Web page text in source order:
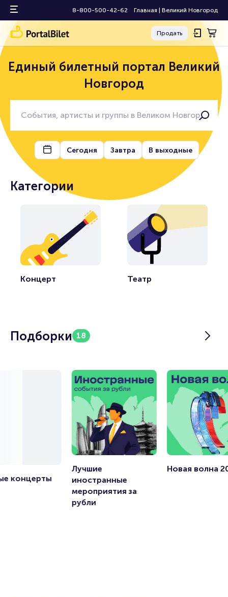
8-800-500-42-62 Главная Великий Новгород
Продать
Единый билетный портал Великий
Новгород
Сегодня Завтра В выходные
Категории
Концерт Театр
Подборки 18
концерты
Лучшие
иностранные
мероприятия за
рубли
Новая волна